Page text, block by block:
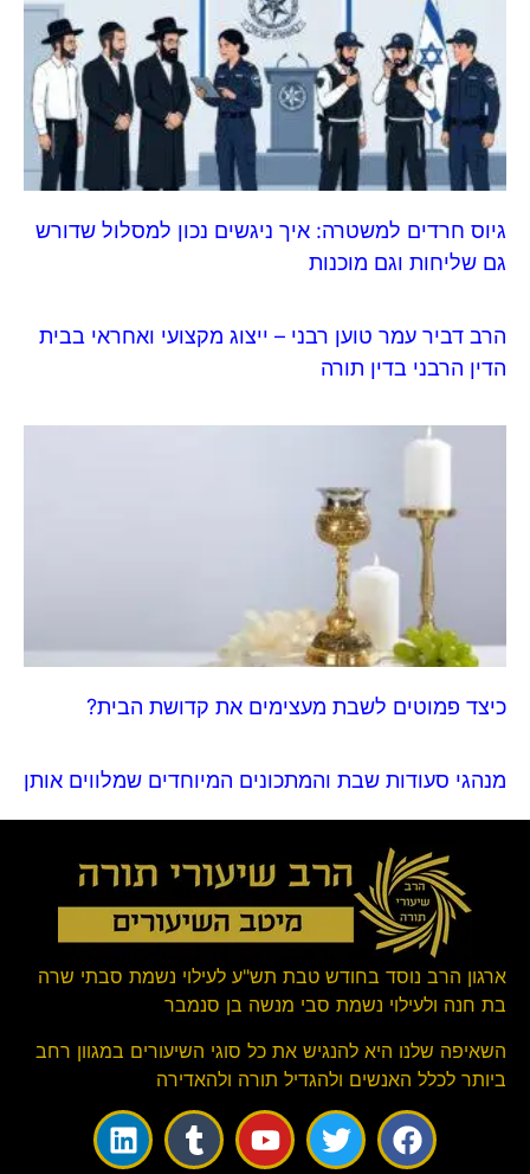
גיוס חרדים למשטרה: איך ניגשים נכון למסלול שדורש
גם שליחות וגם מוכנות
הרב דביר עמר טוען רבני – ייצוג מקצועי ואחראי בבית
הדין הרבני בדין תורה
כיצד פמוטים לשבת מעצימים את קדושת הבית?
מנהגי סעודות שבת והמתכונים המיוחדים שמלווים אותן
ארגון הרב נוסד בחודש טבת תש"ע לעילוי נשמת סבתי שרה
בת חנה ולעילוי נשמת סבי מנשה בן סנמבר
השאיפה שלנו היא להנגיש את כל סוגי השיעורים במגוון רחב
ביותר לכלל האנשים ולהגדיל תורה ולהאדירה